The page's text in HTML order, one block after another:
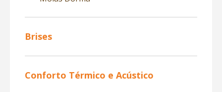
Brises
Conforto Térmico e Acústico